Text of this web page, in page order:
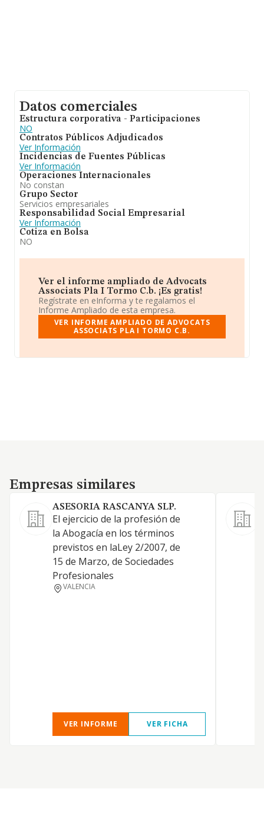
Datos comerciales
Estructura corporativa - Participaciones
NO
Contratos Públicos Adjudicados
Ver Información
Incidencias de Fuentes Públicas
Ver Información
Operaciones Internacionales
No constan
Grupo Sector
Servicios empresariales
Responsabilidad Social Empresarial
Ver Información
Cotiza en Bolsa
NO
Ver el informe ampliado de Advocats
Associats Pla I Tormo C.b. ¡Es gratis!
Regístrate en eInforma y te regalamos el
Informe Ampliado de esta empresa.
VER INFORME AMPLIADO DE ADVOCATS
ASSOCIATS PLA I TORMO C.B.
Empresas similares
Empresas similares
ASESORIA RASCANYA SLP.
El ejercicio de la profesión de
la Abogacía en los términos
previstos en laLey 2/2007, de
15 de Marzo, de Sociedades
Profesionales
VALENCIA
VER INFORME VER FICHA